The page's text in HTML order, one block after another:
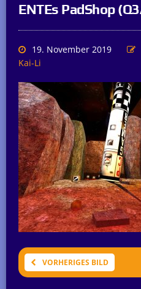
ENTEs PadShop
19. November 2019
Kai-Li
VORHERIGES BILD